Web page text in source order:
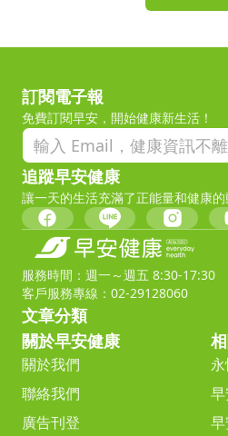
訂閱電子報
免費訂閱早安，開始健康新生活！
追蹤早安健康
讓一天的生活充滿了正能量和健康的
服務時間：週一～週五 8:30-17:30
客戶服務專線：02-29128060
文章分類
關於早安健康
關於我們
聯絡我們
廣告刊登